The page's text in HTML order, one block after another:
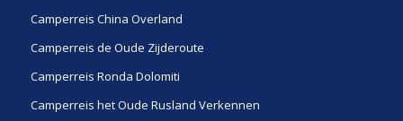
Camperreis China Overland
Camperreis de Oude Zijderoute
Camperreis Ronda Dolomiti
Camperreis het Oude Rusland Verkennen